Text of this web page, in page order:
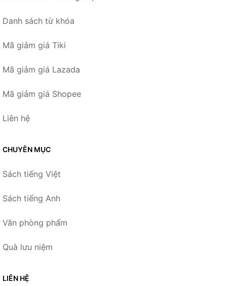
Danh sách từ khóa
Mã giảm giá Tiki
Mã giảm giá Lazada
Mã giảm giá Shopee
Liên hệ
CHUYÊN MỤC
Sách tiếng Việt
Sách tiếng Anh
Văn phòng phẩm
Quà lưu niệm
LIÊN HỆ